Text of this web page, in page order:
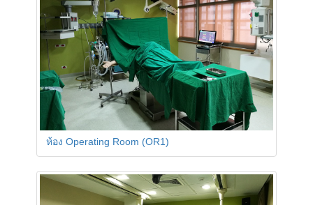
ห้อง Operating Room (OR1)